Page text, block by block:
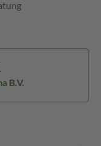
B.V.